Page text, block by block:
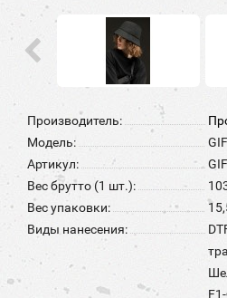
Производитель:
Модель:
Артикул:
Вес брутто (1 шт.):
Вес упаковки:
Виды нанесения: